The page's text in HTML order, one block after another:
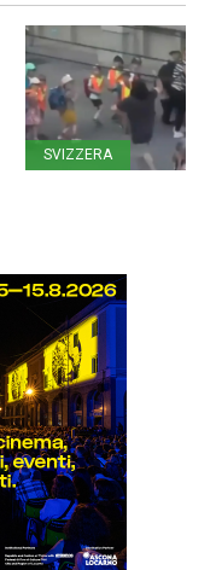
SVIZZERA